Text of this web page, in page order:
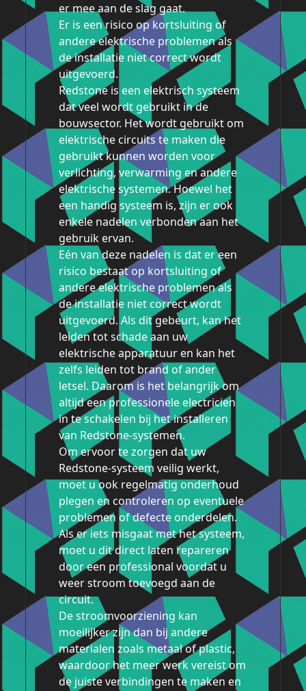
er mee aan de slag gaat.
Er is een risico op kortsluiting of
andere elektrische problemen als
de installatie niet correct wordt
uitgevoerd.
Redstone is een elektrisch systeem
dat veel wordt gebruikt in de
bouwsector. Het wordt gebruikt om
elektrische circuits te maken die
gebruikt kunnen worden voor
verlichting, verwarming en andere
elektrische systemen. Hoewel het
een handig systeem is, zijn er ook
enkele nadelen verbonden aan het
gebruik ervan.
Eén van deze nadelen is dat er een
risico bestaat op kortsluiting of
andere elektrische problemen als
de installatie niet correct wordt
uitgevoerd. Als dit gebeurt, kan het
leiden tot schade aan uw
elektrische apparatuur en kan het
zelfs leiden tot brand of ander
letsel. Daarom is het belangrijk om
altijd een professionele electricien
in te schakelen bij het installeren
van Redstone-systemen.
Om ervoor te zorgen dat uw
Redstone-systeem veilig werkt,
moet u ook regelmatig onderhoud
plegen en controleren op eventuele
problemen of defecte onderdelen.
Als er iets misgaat met het systeem,
moet u dit direct laten repareren
door een professional voordat u
weer stroom toevoegd aan de
circuit.
De stroomvoorziening kan
moeilijker zijn dan bij andere
materialen zoals metaal of plastic,
waardoor het meer werk vereist om
de juiste verbindingen te maken en